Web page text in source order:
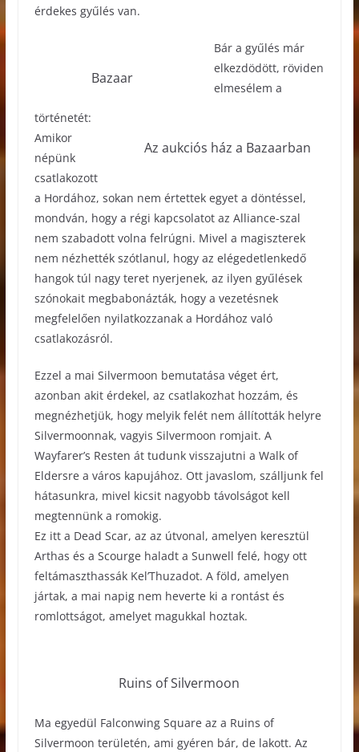
érdekes gyűlés van.
Bazaar
Az aukciós ház a Bazaarban
Bár a gyűlés már
elkezdödött, röviden
elmesélem a
történetét:
Amikor
népünk
csatlakozott
a Hordához, sokan nem értettek egyet a döntéssel,
mondván, hogy a régi kapcsolatot az Alliance-szal
nem szabadott volna felrúgni. Mivel a magiszterek
nem nézhették szótlanul, hogy az elégedetlenkedő
hangok túl nagy teret nyerjenek, az ilyen gyűlések
szónokait megbabonázták, hogy a vezetésnek
megfelelően nyilatkozzanak a Hordához való
csatlakozásról.
Ezzel a mai Silvermoon bemutatása véget ért,
azonban akit érdekel, az csatlakozhat hozzám, és
megnézhetjük, hogy melyik felét nem állították helyre
Silvermoonnak, vagyis Silvermoon romjait. A
Wayfarer’s Resten át tudunk visszajutni a Walk of
Eldersre a város kapujához. Ott javaslom, szálljunk fel
hátasunkra, mivel kicsit nagyobb távolságot kell
megtennünk a romokig.
Ez itt a Dead Scar, az az útvonal, amelyen keresztül
Arthas és a Scourge haladt a Sunwell felé, hogy ott
feltámaszthassák Kel’Thuzadot. A föld, amelyen
jártak, a mai napig nem heverte ki a rontást és
romlottságot, amelyet magukkal hoztak.
Ruins of Silvermoon
Ma egyedül Falconwing Square az a Ruins of
Silvermoon területén, ami gyéren bár, de lakott. Az